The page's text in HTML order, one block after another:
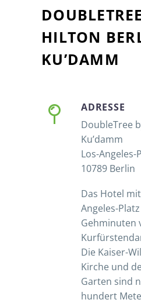
HILTON
KU’DAMM


ADRESSE
DoubleTree
Ku’damm
Los-Angeles-
10789 Berlin
Das Hotel
Angeles-
Gehminuten
Die Kaiser-
Kirche und
Garten sind
hundert